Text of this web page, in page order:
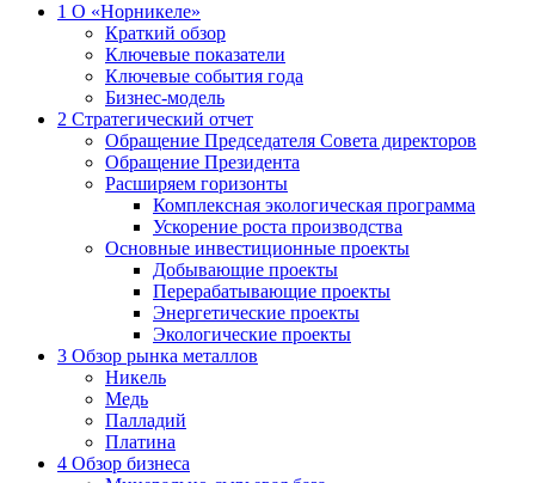
1 О «Норникеле»
Краткий обзор
Ключевые показатели
Ключевые события года
Бизнес-модель
2 Стратегический отчет
Обращение Председателя Совета директоров
Обращение Президента
Расширяем горизонты
Комплексная экологическая программа
Ускорение роста производства
Основные инвестиционные проекты
Добывающие проекты
Перерабатывающие проекты
Энергетические проекты
Экологические проекты
3 Обзор рынка металлов
Никель
Медь
Палладий
Платина
4 Обзор бизнеса